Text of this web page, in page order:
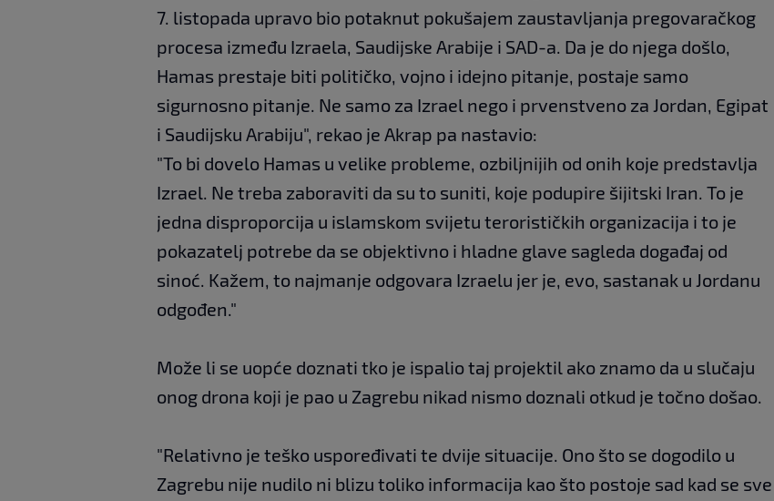
7. listopada upravo bio potaknut pokušajem zaustavljanja pregovaračkog
procesa između Izraela, Saudijske Arabije i SAD-a. Da je do njega došlo,
Hamas prestaje biti političko, vojno i idejno pitanje, postaje samo
sigurnosno pitanje. Ne samo za Izrael nego i prvenstveno za Jordan, Egipat
i Saudijsku Arabiju", rekao je Akrap pa nastavio:
"To bi dovelo Hamas u velike probleme, ozbiljnijih od onih koje predstavlja
Izrael. Ne treba zaboraviti da su to suniti, koje podupire šijitski Iran. To je
jedna disproporcija u islamskom svijetu terorističkih organizacija i to je
pokazatelj potrebe da se objektivno i hladne glave sagleda događaj od
sinoć. Kažem, to najmanje odgovara Izraelu jer je, evo, sastanak u Jordanu
odgođen."
Može li se uopće doznati tko je ispalio taj projektil ako znamo da u slučaju
onog drona koji je pao u Zagrebu nikad nismo doznali otkud je točno došao.
"Relativno je teško uspoređivati te dvije situacije. Ono što se dogodilo u
Zagrebu nije nudilo ni blizu toliko informacija kao što postoje sad kad se sve